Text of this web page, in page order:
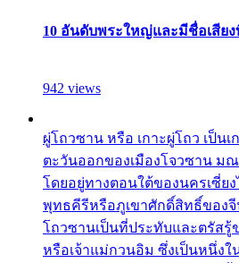
10 อันดับพระใหญ่และมีชื่อเสีย
942 views
ผู่โถวซาน หรือ เกาะผู่โถว เป็น
ตะวันออกของเมืองโจวซาน มณ
โดยอยู่ทางตอนใต้ของนครเซี่ยง
พุทธคีรีหรือภูเขาศักดิ์สิทธิ์ของ
โถวซานเป็นที่ประทับและตรัสรู้
หรือเจ้าแม่กวนอิม ซึ่งเป็นหนึ่ง